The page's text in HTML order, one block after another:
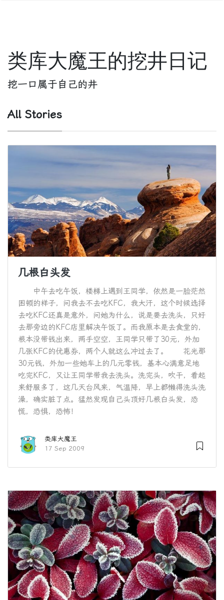
类库大魔王的挖井日记
挖一口属于自己的井
All Stories
几根白头发
中午去吃午饭，楼梯上遇到王同学，依然是一脸茫然
困顿的样子，问我去不去吃KFC，我大汗，这个时候选择
去吃KFC还真是意外，问她为什么，说是要去洗头，只好
去那旁边的KFC店里解决午饭了。而我原本是去食堂的，
根本没带钱出来，两手空空，王同学只带了30元，外加
几张KFC的优惠券，两个人就这么冲过去了。 花光那
30元钱，外加一些她车上的几元零钱，基本心满意足地
吃完KFC，又让王同学带我去洗头。洗完头，吹干，看起
来舒服多了，这几天台风来，气温降，早上都懒得洗头洗
澡，确实脏了点。猛然发现自己头顶好几根白头发，恐
慌，恐惧，恐怖！
类库大魔王
17 Sep 2009